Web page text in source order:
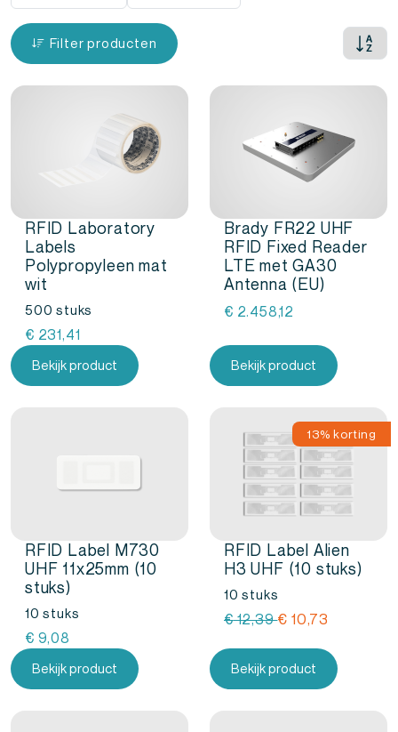
Filter producten
RFID Laboratory
Labels
Polypropyleen mat
wit
500 stuks
€ 231,41
Bekijk product
Brady FR22 UHF
RFID Fixed Reader
LTE met GA30
Antenna (EU)
€ 2.458,12
Bekijk product
RFID Label M730
UHF 11x25mm (10
stuks)
10 stuks
€ 9,08
Bekijk product
13% korting
RFID Label Alien
H3 UHF (10 stuks)
10 stuks
€12,39Oorspronkelijke
was:
€ 10,73
is:
€
Bekijk product